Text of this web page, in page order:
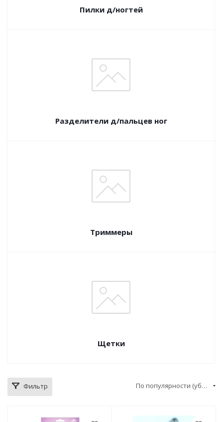
Пилки д/ногтей
Разделители д/пальцев ног
Триммеры
Щетки
Фильтр По популярности (убывание)